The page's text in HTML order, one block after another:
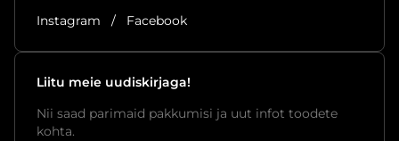
Instagram
/ Facebook
Liitu meie uudiskirjaga!
Nii saad parimaid pakkumisi ja uut infot toodete
kohta.